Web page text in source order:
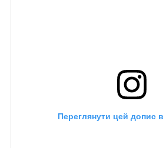
Переглянути цей допис